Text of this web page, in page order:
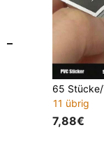
11 übrig
7,88€